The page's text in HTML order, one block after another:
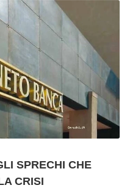
SPRECHI CHE
CRISI